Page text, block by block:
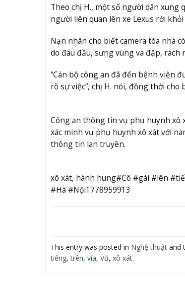
Theo chị H., một số người dân xung
người liên quan lên xe Lexus rời
Nạn nhân cho biết camera tòa nhà
do đau đầu, sưng vùng va đập, rách
“Cán bộ công an đã đến bệnh viện
rõ sự việc”, chị H. nói, đồng thời
Công an thông tin vụ phụ huynh
xác minh vụ phụ huynh xô xát với
thông tin lan truyền.
xô xát, hành hung#Cô #gái #lên
#Hà #Nội1778959913
This entry was posted in Nghệ thuậtand
tiếng,trên, vía, Vũ, xô xát.